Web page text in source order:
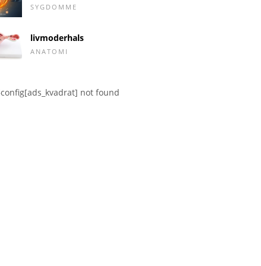
SYGDOMME
livmoderhals
ANATOMI
not found